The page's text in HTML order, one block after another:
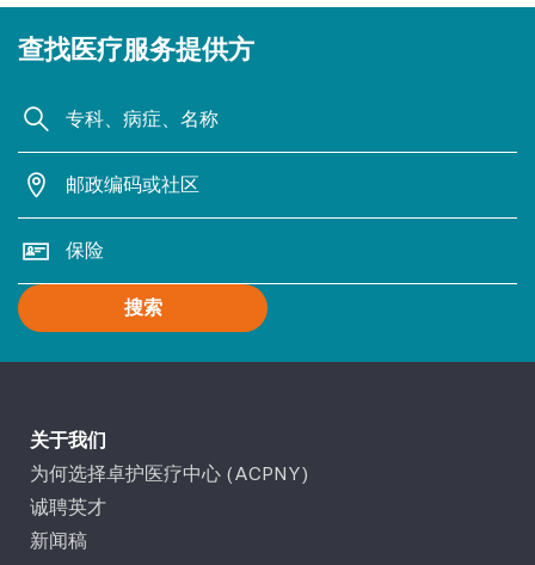
查找医疗服务提供方
搜索
关于我们
为何选择卓护医疗中心 (ACPNY)
诚聘英才
新闻稿